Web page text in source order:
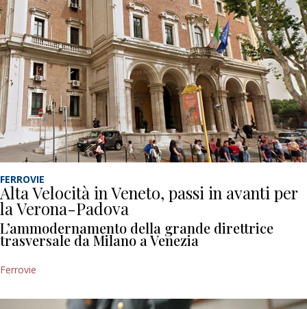
FERROVIE
Alta Velocità in Veneto, passi in avanti per
la Verona-Padova
L’ammodernamento della grande direttrice
trasversale da Milano a Venezia
Ferrovie